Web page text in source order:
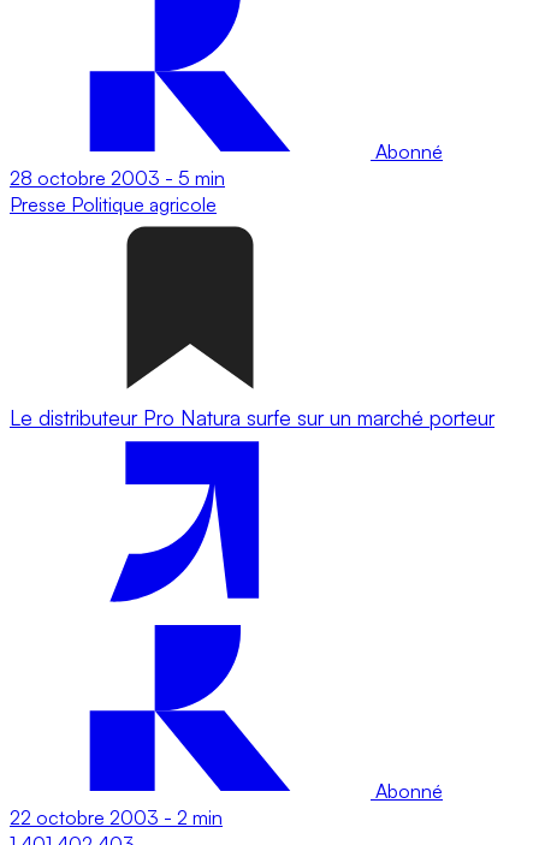
Abonné
28 octobre 2003 - 5 min
Presse Politique agricole
Le distributeur Pro Natura surfe sur un marché porteur
Abonné
22 octobre 2003 - 2 min